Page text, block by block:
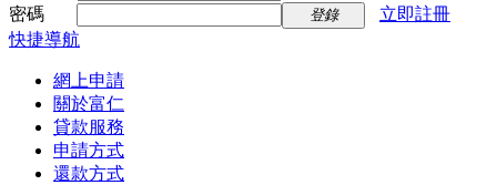
密碼
登錄
立即註冊
快捷導航
網上申請
關於富仁
貸款服務
申請方式
還款方式